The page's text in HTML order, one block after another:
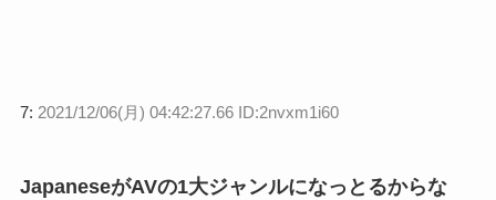
7: 2021/12/06(月) 04:42:27.66 ID:2nvxm1i60
JapaneseがAVの1大ジャンルになっとるからな